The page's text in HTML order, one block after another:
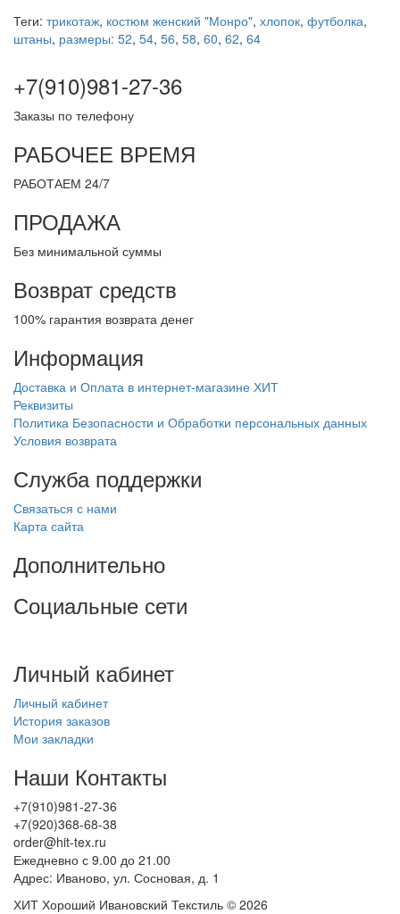
Теги: трикотаж, костюм женский "Монро", хлопок, футболка,
штаны, размеры: 52, 54, 56, 58, 60, 62, 64
+7(910)981-27-36
Заказы по телефону
РАБОЧЕЕ ВРЕМЯ
РАБОТАЕМ 24/7
ПРОДАЖА
Без минимальной суммы
Возврат средств
100% гарантия возврата денег
Информация
Доставка и Оплата в интернет-магазине ХИТ
Реквизиты
Политика Безопасности и Обработки персональных данных
Условия возврата
Служба поддержки
Связаться с нами
Карта сайта
Дополнительно
Социальные сети
Личный кабинет
Личный кабинет
История заказов
Мои закладки
Наши Контакты
+7(910)981-27-36
+7(920)368-68-38
order@hit-tex.ru
Ежедневно с 9.00 до 21.00
Адрес: Иваново, ул. Сосновая, д. 1
ХИТ Хороший Ивановский Текстиль © 2026